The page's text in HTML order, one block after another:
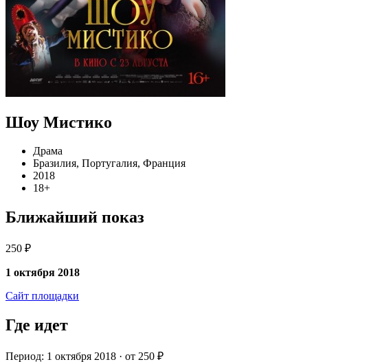
Шоу Мистико
Драма
Бразилия, Португалия, Франция
2018
18+
Ближайший показ
250 ₽
1 октября 2018
Сайт площадки
Где идет
Период: 1 октября 2018 · от 250 ₽